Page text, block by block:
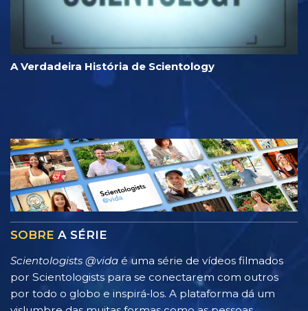
A Verdadeira História de Scientology
SOBRE A SÉRIE
Scientologists @vida é uma série de vídeos filmados
por Scientologists para se conectarem com outros
por todo o globo e inspirá‑los. A plataforma dá um